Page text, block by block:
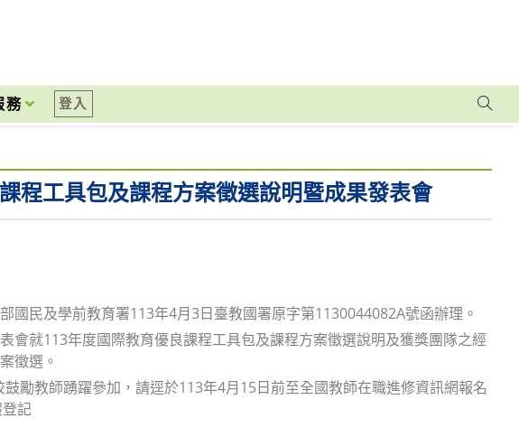
務 登入
程工具包及課程方案徵選說明暨成果發表會
國民及學前教育署113年4月3日臺教國署原字第1130044082A號函辦理。
會就113年度國際教育優良課程工具包及課程方案徵選說明及獲獎團隊之經
徵選。
勵教師踴躍參加，請逕於113年4月15日前至全國教師在職進修資訊網報名
記